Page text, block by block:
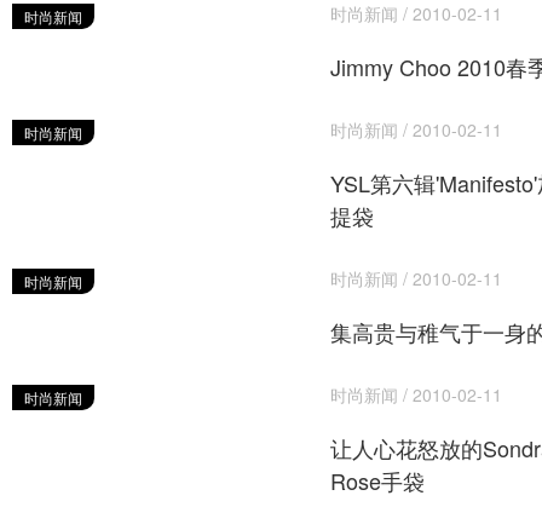
时尚新闻 时尚新闻 / 2010-02-11
Jimmy Choo 2010春
时尚新闻 时尚新闻 / 2010-02-11
YSL第六辑
提袋
时尚新闻 时尚新闻 / 2010-02-11
集高贵与稚气于一身
时尚新闻 时尚新闻 / 2010-02-11
让人心花怒放的
Rose手袋